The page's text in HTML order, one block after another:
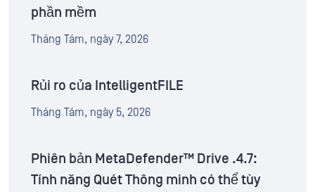
phần mềm
Tháng Tám, ngày 7, 2026
Rủi ro của IntelligentFILE
Tháng Tám, ngày 5, 2026
Phiên bản MetaDefender™ Drive .4.7:
Tính năng Quét Thông minh có thể tùy